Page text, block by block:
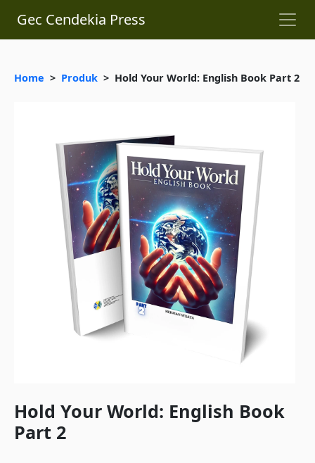
Gec Cendekia Press
Home > Produk > Hold Your World: English Book Part 2
Hold Your World: English Book
Part 2